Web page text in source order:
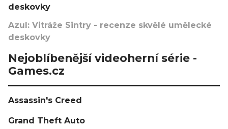
deskovky
Azul: Vitráže Sintry - recenze skvělé umělecké
deskovky
Nejoblíbenější videoherní série -
Games.cz
Assassin's Creed
Grand Theft Auto